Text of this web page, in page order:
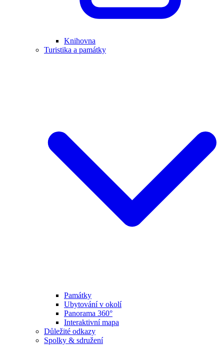
Knihovna
Turistika a památky
Památky
Ubytování v okolí
Panorama 360°
Interaktivní mapa
Důležité odkazy
Spolky & sdružení